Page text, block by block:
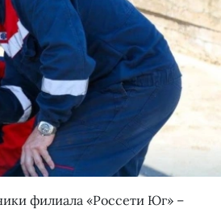
филиала «Россети Юг» –